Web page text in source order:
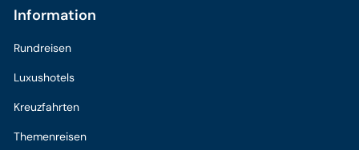
Information
Rundreisen
Luxushotels
Kreuzfahrten
Themenreisen